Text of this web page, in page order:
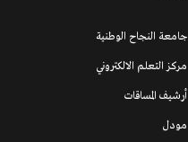
جامعة النجاح الوطنية
مركز التعلم الالكتروني
أرشيف المساقات
مودل